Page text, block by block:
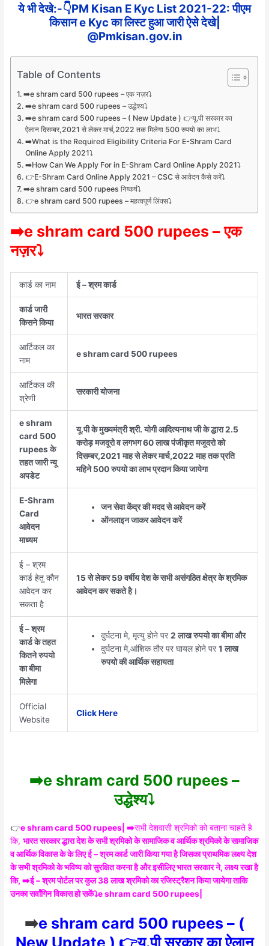
ये भी देखे:-👇PM Kisan E Kyc List 2021-22: पीएम
किसान e Kyc का लिस्ट हुआ जारी ऐसे देखे|
@Pmkisan.gov.in
Table of Contents
➡️e shram card 500 rupees – एक नज़र⤵️
➡️e shram card 500 rupees – उद्धेश्य⤵️
➡️e shram card 500 rupees – ( New Update ) 👉यू.पी सरकार का
ऐलान दिसम्बर,2021 से लेकर मार्च,2022 तक मिलेगा 500 रुपयो का लाभ⤵️
➡️What is the Required Eligibility Criteria For E-Shram Card
Online Apply 2021⤵️
➡️How Can We Apply For in E-Shram Card Online Apply 2021⤵️
👉E-Shram Card Online Apply 2021 – CSC से आवेदन कैसे करें⤵️
➡️e shram card 500 rupees निष्कर्ष⤵️
👉e shram card 500 rupees – महत्वपूर्ण लिंक्स⤵️
➡️e shram card 500 rupees – एक
नज़र⤵️
कार्ड का नाम ई – श्रम कार्ड
कार्ड जारी
किसने किया
भारत सरकार
आर्टिकल का
नाम
e shram card 500 rupees
आर्टिकल की
श्रेणी
सरकारी योजना
e shram
card 500
rupees के
तहत जारी न्यू
अपडेट
यू.पी के मुख्यमंत्री श्री. योगी आदित्यनाथ जी के द्धारा 2.5
करोड़ मजदूरो व लगभग 60 लाख पंजीकृत मजूदरो को
दिसम्बर,2021 माह से लेकर मार्च,2022 माह तक प्रति
महिने 500 रुपयो का लाभ प्रदान किया जायेगा
E-Shram
Card
आवेदन
माध्यम
जन सेवा केंद्र की मदद से आवेदन करें
ऑनलाइन जाकर आवेदन करें
ई – श्रम
कार्ड हेतु कौन
आवेदन कर
सकता है
15 से लेकर 59 वर्षीय देश के सभी असंगठित क्षेत्र के श्रमिक
आवेदन कर सकते है।
ई – श्रम
कार्ड के तहत
कितने रुपयो
का बीमा
मिलेगा
दुर्घटना मे, मृत्यु होने पर2 लाख रुपयो का बीमा और
दुर्घटना मे,आंशिक तौर पर घायल होने पर1 लाख
रुपयो की आर्थिक सहायता
Official
Website
Click Here
➡️e shram card 500 rupees –
उद्धेश्य⤵️
👉e shram card 500 rupees| ➡️सभी देशवासी श्रमिको को बताना चाहते है
कि,भारत सरकार द्धारा देश के सभी श्रमिको के सामाजिक व आर्थिक श्रमिको के सामाजिक
व आर्थिक विकास के के लिए ई – श्रम कार्ड जारी किया गया है जिसका प्राथमिक लक्ष्य देश
के सभी श्रमिको के भविष्य को सुरक्षित करना है और इसीलिए भारत सरकार ने, लक्ष्य रखा है
कि, ➡️ई – श्रम पोर्टल पर कुल 38 लाख श्रमिको का रजिस्ट्रैशन किया जायेगा ताकि
उनका सर्वांगिन विकास हो सकें⤵️e shram card 500 rupees|
➡️e shram card 500 rupees – (